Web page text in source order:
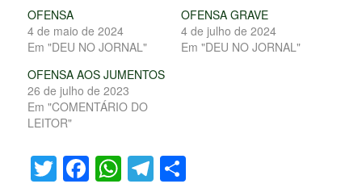
OFENSA
4 de maio de 2024
Em "DEU NO JORNAL"
OFENSA GRAVE
4 de julho de 2024
Em "DEU NO JORNAL"
OFENSA AOS JUMENTOS
26 de julho de 2023
Em "COMENTÁRIO DO
LEITOR"
Twitter
Facebook
WhatsApp
Telegram